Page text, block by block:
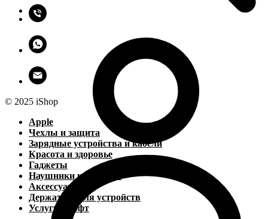
© 2025 iShop
Apple
Чехлы и защита
Зарядные устройства и кабели
Красота и здоровье
Гаджеты
Наушники и колонки
Аксессуары
Держатели для устройств
Услуги и софт